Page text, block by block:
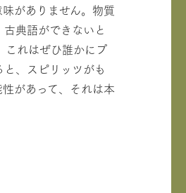
がありません。物質
典語ができないと
これはぜひ誰かにプ
、スピリッツがも
があって、それは本